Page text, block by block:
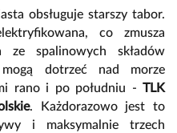
obsługuje starszy tabor.
co zmusza
ze spalinowych składów
dotrzeć nad morze
rano i po południu - TLK
. Każdorazowo jest to
i maksymalnie trzech